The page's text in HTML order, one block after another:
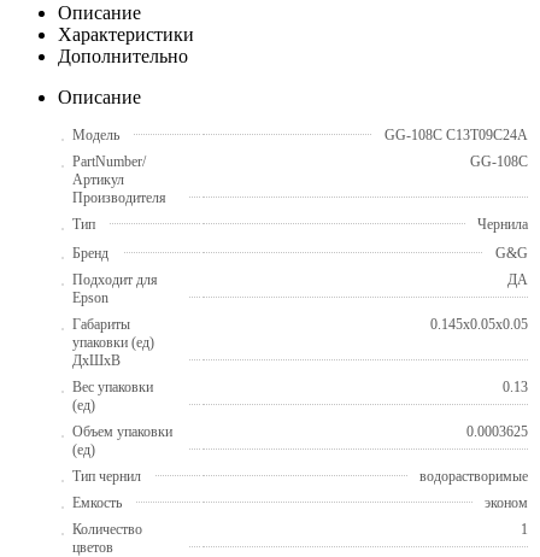
Описание
Характеристики
Дополнительно
Описание
Модель
GG-108C C13T09C24A
PartNumber/
Артикул
Производителя
GG-108C
Тип
Чернила
Бренд
G&G
Подходит для
Epson
ДА
Габариты
упаковки (ед)
ДхШхВ
0.145x0.05x0.05
Вес упаковки
(ед)
0.13
Объем упаковки
(ед)
0.0003625
Тип чернил
водорастворимые
Емкость
эконом
Количество
цветов
1